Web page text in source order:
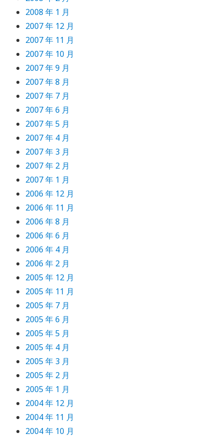
2008 年 1 月
2007 年 12 月
2007 年 11 月
2007 年 10 月
2007 年 9 月
2007 年 8 月
2007 年 7 月
2007 年 6 月
2007 年 5 月
2007 年 4 月
2007 年 3 月
2007 年 2 月
2007 年 1 月
2006 年 12 月
2006 年 11 月
2006 年 8 月
2006 年 6 月
2006 年 4 月
2006 年 2 月
2005 年 12 月
2005 年 11 月
2005 年 7 月
2005 年 6 月
2005 年 5 月
2005 年 4 月
2005 年 3 月
2005 年 2 月
2005 年 1 月
2004 年 12 月
2004 年 11 月
2004 年 10 月